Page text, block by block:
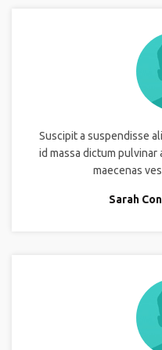
Suscipit a suspendisse
id massa dictum
maecenas
Sarah